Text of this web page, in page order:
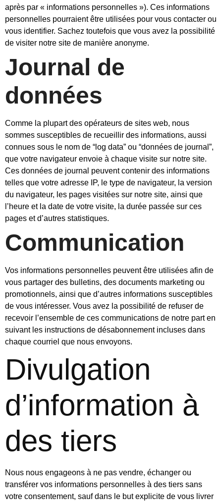
après par « informations personnelles »). Ces informations
personnelles pourraient être utilisées pour vous contacter ou
vous identifier. Sachez toutefois que vous avez la possibilité
de visiter notre site de manière anonyme.
Journal de
données
Comme la plupart des opérateurs de sites web, nous
sommes susceptibles de recueillir des informations, aussi
connues sous le nom de “log data” ou “données de journal”,
que votre navigateur envoie à chaque visite sur notre site.
Ces données de journal peuvent contenir des informations
telles que votre adresse IP, le type de navigateur, la version
du navigateur, les pages visitées sur notre site, ainsi que
l’heure et la date de votre visite, la durée passée sur ces
pages et d’autres statistiques.
Communication
Vos informations personnelles peuvent être utilisées afin de
vous partager des bulletins, des documents marketing ou
promotionnels, ainsi que d’autres informations susceptibles
de vous intéresser. Vous avez la possibilité de refuser de
recevoir l’ensemble de ces communications de notre part en
suivant les instructions de désabonnement incluses dans
chaque courriel que nous envoyons.
Divulgation
d’information à
des tiers
Nous nous engageons à ne pas vendre, échanger ou
transférer vos informations personnelles à des tiers sans
votre consentement, sauf dans le but explicite de vous livrer